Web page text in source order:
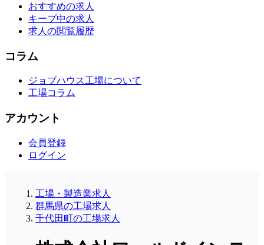
おすすめの求人
キープ中の求人
求人の閲覧履歴
コラム
ジョブハウス工場について
工場コラム
アカウント
会員登録
ログイン
工場・製造業求人
群馬県の工場求人
千代田町の工場求人